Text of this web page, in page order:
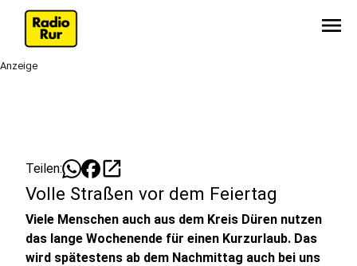
menu
Anzeige
Teilen: open_in_new
Volle Straßen vor dem Feiertag
Viele Menschen auch aus dem Kreis Düren nutzen
das lange Wochenende für einen Kurzurlaub. Das
wird spätestens ab dem Nachmittag auch bei uns